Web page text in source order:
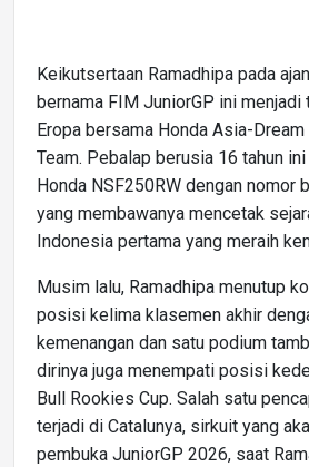
Keikutsertaan Ramadhipa pada
bernama FIM JuniorGP ini menjadi
Eropa bersama Honda Asia-
Team. Pebalap berusia 16 tahun
Honda NSF250RW dengan nomor
yang membawanya mencetak
Indonesia pertama yang meraih
Musim lalu, Ramadhipa menutup
posisi kelima klasemen akhir
kemenangan dan satu podium
dirinya juga menempati posisi
Bull Rookies Cup. Salah satu
terjadi di Catalunya, sirkuit yang
pembuka JuniorGP 2026, saat